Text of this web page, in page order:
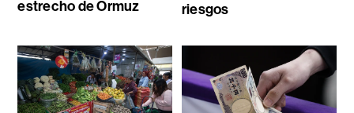
estrecho de Ormuz
riesgos